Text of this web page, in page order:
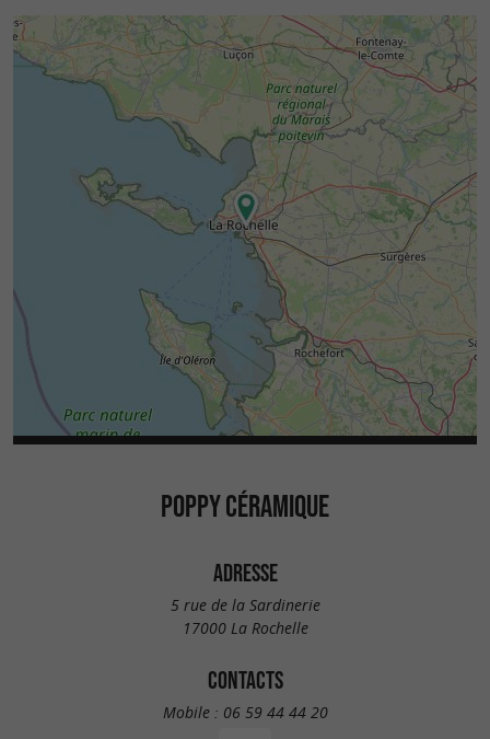
front de mer aménagé et ses activités nautiques.
Enfin, des villages commeEsnandes, réputé
pour saMaison de la Baie, ouAngoulins-sur-
avec ses falaises calcaires, complètent cette
palette de découvertes accessibles rapidement
depuis La Rochelle.
Poppy Céramique Cafés’inscrit ainsi dans une
artisanat,culture et nature
, idéale pour une
pause créative au cœur de la côte Atlantique.
POPPY CÉRAMIQUE
ADRESSE
5 rue de la Sardinerie
17000 La Rochelle
CONTACTS
Mobile : 06 59 44 44 20